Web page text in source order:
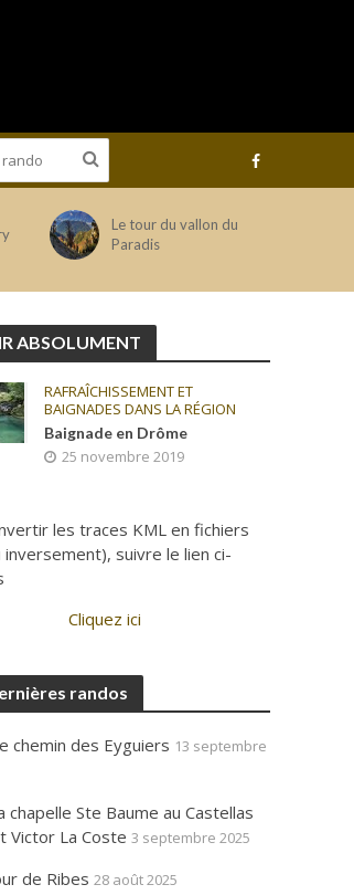
Le tour du vallon du
Paradis
ABSOLUMENT
RAFRAÎCHISSEMENT ET
BAIGNADES DANS LA RÉGION
Baignade en Drôme
25 novembre 2019
les traces KML en fichiers
inversement), suivre le lien ci-
Cliquez ici
randos
chemin des Eyguiers 13 septembre
chapelle Ste Baume au Castellas
Victor La Coste 3 septembre 2025
de Ribes 28 août 2025